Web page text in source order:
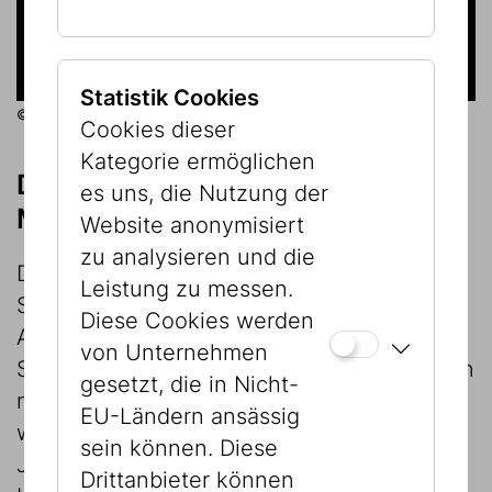
© Jüdisches Museum Wien
Das Schaudepot des Jüdischen
Museums Wien
Dieser Raum ist kein Depot im eigentlichen
Sinn, sondern Teil der permanenten
Ausstellung, in dem die großen
Sammlungen des Jüdischen Museums Wien
neu geordnet und kontextualisiert erlebt
werden können. Die Sammlung des ersten
Jüdischen Museums, die Sammlung der
Statistik Cookies
Cookies dieser
Kategorie ermöglichen
es uns, die Nutzung der
Website anonymisiert
zu analysieren und die
Leistung zu messen.
Diese Cookies werden
von Unternehmen
gesetzt, die in Nicht-
EU-Ländern ansässig
sein können. Diese
Drittanbieter können